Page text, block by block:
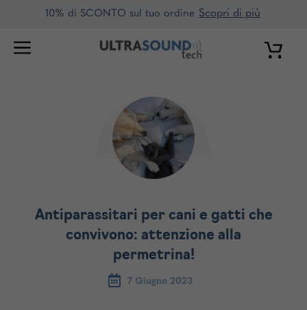
contenuto
10% di SCONTO sul tuo ordine Scopri di più
Antiparassitari per cani e gatti che
convivono: attenzione alla
permetrina!
7 Giugno 2023